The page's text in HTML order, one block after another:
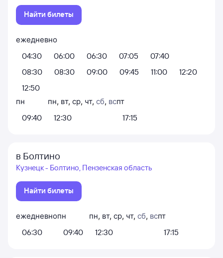
Найти билеты
ежедневно
04:30
06:00 06:30 07:05
07:40
08:30
08:30 09:00 09:45 11:00
12:20
12:50
пн
09:40
пн, вт, ср, чт, сб, вс
12:30
пт
17:15
в Болтино
Кузнецк - Болтино, Пензенская область
Найти билеты
ежедневно
06:30
пн
09:40
пн, вт, ср, чт, сб, вс
12:30
пт
17:15